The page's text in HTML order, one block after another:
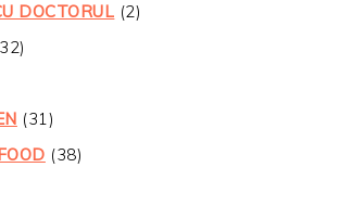
DOCTORUL (2)
(31)
(38)